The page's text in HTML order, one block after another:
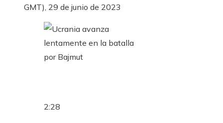
GMT), 29 de junio de 2023
2:28